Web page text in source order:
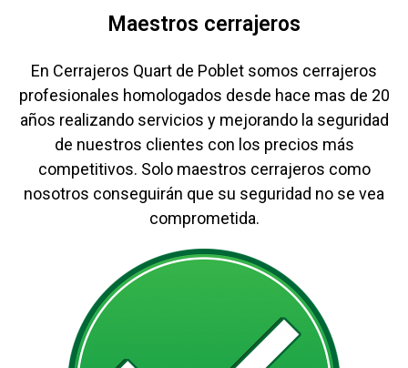
Maestros cerrajeros
En Cerrajeros Quart de Poblet somos cerrajeros
profesionales homologados desde hace mas de 20
años realizando servicios y mejorando la seguridad
de nuestros clientes con los precios más
competitivos. Solo maestros cerrajeros como
nosotros conseguirán que su seguridad no se vea
comprometida.